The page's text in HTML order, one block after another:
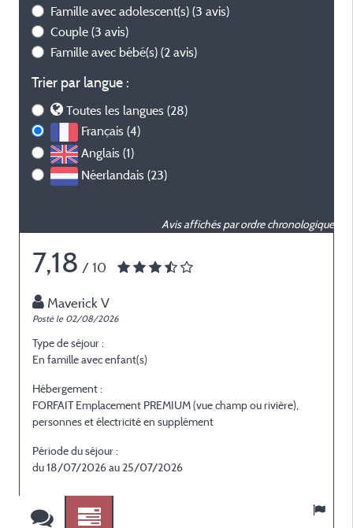
Famille avec adolescent(s) (3 avis)
Couple (3 avis)
Famille avec bébé(s) (2 avis)
Trier par langue :
Toutes les langues (28)
Français (4)
Anglais (1)
Néerlandais (23)
Avis affichés par ordre chronologique
7,18 / 10
Maverick V
Posté le 02/08/2026
Type de séjour :
En famille avec enfant(s)
Hébergement :
FORFAIT Emplacement PREMIUM (vue champ ou rivière),
personnes et électricité en supplément
Période du séjour :
du 18/07/2026 au 25/07/2026